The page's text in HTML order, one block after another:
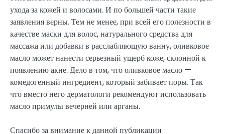
ухода за кожей и волосами. И по большей части такие
заявления верны. Тем не менее, при всей его полезности в
качестве маски для волос, натурального средства для
массажа или добавки в расслабляющую ванну, оливковое
масло может нанести серьезный ущерб коже, склонной к
появлению акне. Дело в том, что оливковое масло —
комедогенный ингредиент, который забивает поры. Так
что вместо него дерматологи рекомендуют использовать
масло примулы вечерней или арганы.
Спасибо за внимание к данной публикации